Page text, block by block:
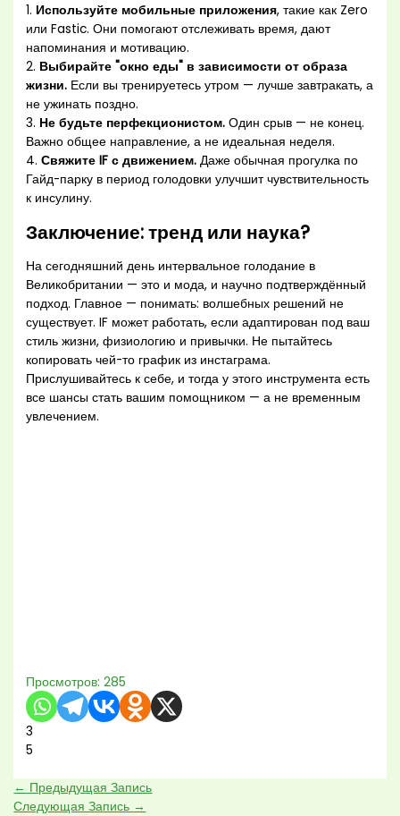
1. Используйте мобильные приложения, такие как Zero
или Fastic. Они помогают отслеживать время, дают
напоминания и мотивацию.
2. Выбирайте "окно еды" в зависимости от образа
жизни. Если вы тренируетесь утром — лучше завтракать, а
не ужинать поздно.
3. Не будьте перфекционистом. Один срыв — не конец.
Важно общее направление, а не идеальная неделя.
4.Свяжите IF с движением. Даже обычная прогулка по
Гайд-парку в период голодовки улучшит чувствительность
к инсулину.
Заключение: тренд или наука?
На сегодняшний день интервальное голодание в
Великобритании — это и мода, и научно подтверждённый
подход. Главное — понимать: волшебных решений не
существует. IF может работать, если адаптирован под ваш
стиль жизни, физиологию и привычки. Не пытайтесь
копировать чей-то график из инстаграма.
Прислушивайтесь к себе, и тогда у этого инструмента есть
все шансы стать вашим помощником — а не временным
увлечением.
Просмотров: 285
3
5
← Предыдущая Запись
Следующая Запись →